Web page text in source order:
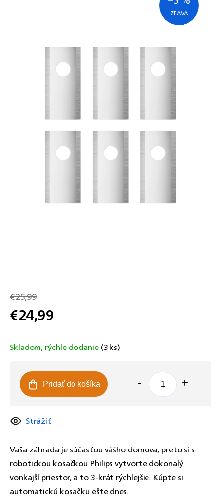
€25,99
€24,99
cena:
Skladom, rýchle dodanie(3 ks)
Pridať do košíka
Vaša záhrada je súčasťou vášho domova, preto si s
robotickou kosačkou Philips vytvorte dokonalý
vonkajší priestor, a to 3-krát rýchlejšie. Kúpte si
automatickú kosačku ešte dnes.
Strážiť